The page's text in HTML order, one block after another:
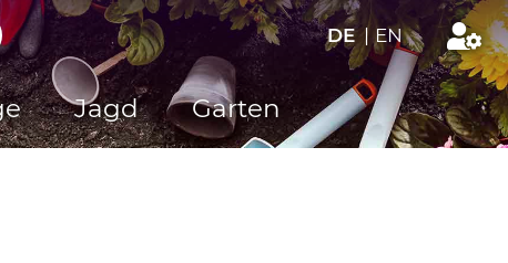
DE | EN
Jagd Garten